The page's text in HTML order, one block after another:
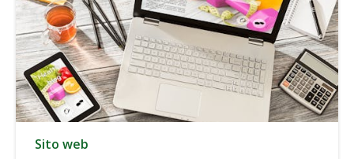
Sito web